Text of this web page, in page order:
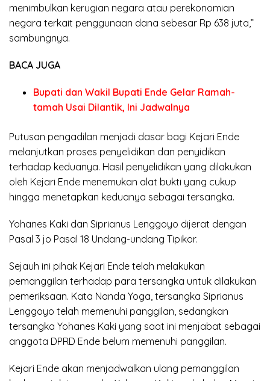
menimbulkan kerugian negara atau perekonomian
negara terkait penggunaan dana sebesar Rp 638 juta,”
sambungnya.
BACA JUGA
Bupati dan Wakil Bupati Ende Gelar Ramah-
tamah Usai Dilantik, Ini Jadwalnya
Putusan pengadilan menjadi dasar bagi Kejari Ende
melanjutkan proses penyelidikan dan penyidikan
terhadap keduanya. Hasil penyelidikan yang dilakukan
oleh Kejari Ende menemukan alat bukti yang cukup
hingga menetapkan keduanya sebagai tersangka.
Yohanes Kaki dan Siprianus Lenggoyo dijerat dengan
Pasal 3 jo Pasal 18 Undang-undang Tipikor.
Sejauh ini pihak Kejari Ende telah melakukan
pemanggilan terhadap para tersangka untuk dilakukan
pemeriksaan. Kata Nanda Yoga, tersangka Siprianus
Lenggoyo telah memenuhi panggilan, sedangkan
tersangka Yohanes Kaki yang saat ini menjabat sebagai
anggota DPRD Ende belum memenuhi panggilan.
Kejari Ende akan menjadwalkan ulang pemanggilan